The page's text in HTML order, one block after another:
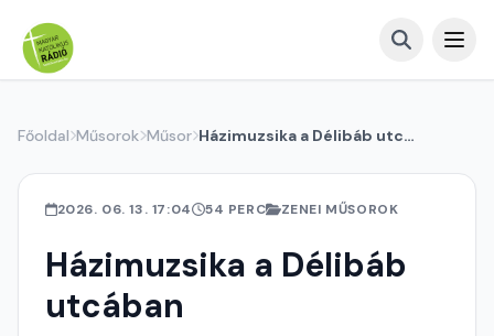
Főoldal Műsorok Műsor Házimuzsika a Délibáb utcában
2026. 06. 13. 17:04 54 PERC ZENEI MŰSOROK
Házimuzsika a Délibáb
utcában